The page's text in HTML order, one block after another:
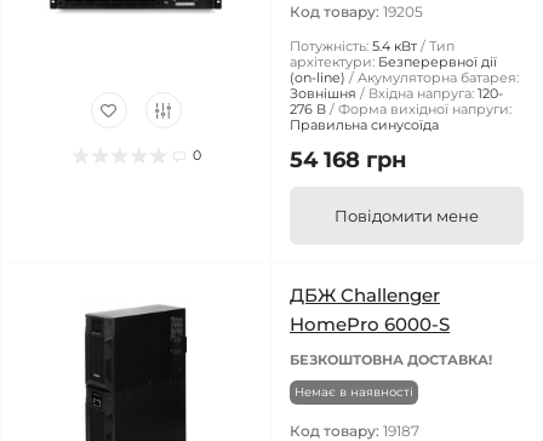
0
Код товару: 19205
Потужність: 5.4 кВт
Тип
архітектури: Безперервної дії
(on-line)
Акумуляторна батарея:
Зовнішня
Вхідна напруга: 120-
276 В
Форма вихідної напруги:
Правильна синусоїда
54 168 грн
Повідомити мене
ДБЖ Challenger
HomePro 6000-S
БЕЗКОШТОВНА ДОСТАВКА!
Немає в наявності
Код товару: 19187